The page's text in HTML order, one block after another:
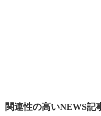
関連性の高いNEWS記